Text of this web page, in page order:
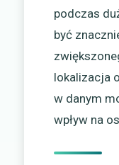
podczas
być
lokalizacja
w danym
wpływ na